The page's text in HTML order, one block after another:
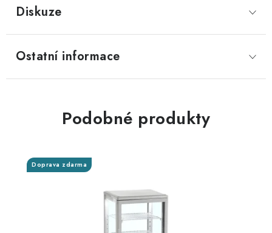
Diskuze
Ostatní informace
Podobné produkty
Doprava zdarma